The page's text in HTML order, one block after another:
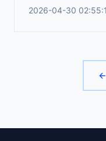
2026-04-30